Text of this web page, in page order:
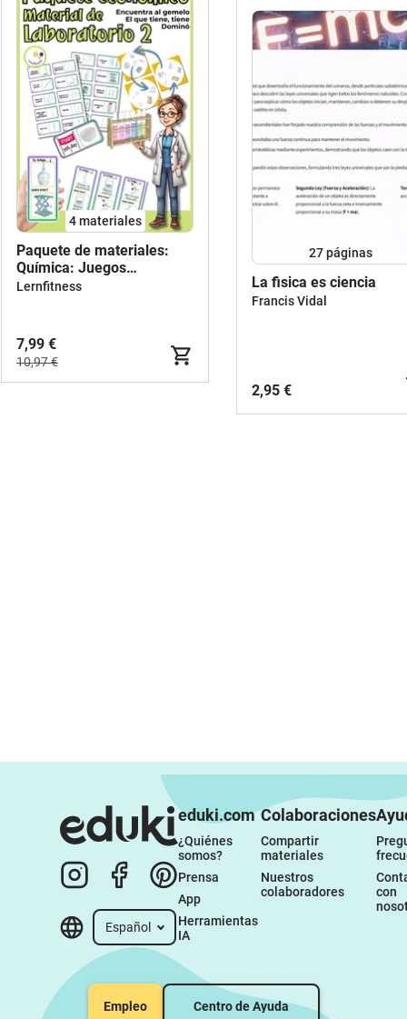
4 materiales
Paquete de materiales:
Química: Juegos
Interactivos sobre Equipos
Lernfitness
7,99 €
10,97 €
27páginas
La fisica es ciencia
Francis Vidal
2,95 €
Español
eduki.com
¿Quiénes
somos?
Prensa
App
Herramientas
IA
Colaboraciones
Compartir
materiales
Nuestros
colaboradores
con
Empleo Centro de Ayuda